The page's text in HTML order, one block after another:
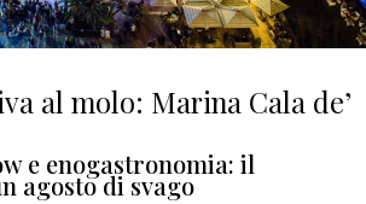
al molo: Marina Cala de’
e enogastronomia: il
agosto di svago